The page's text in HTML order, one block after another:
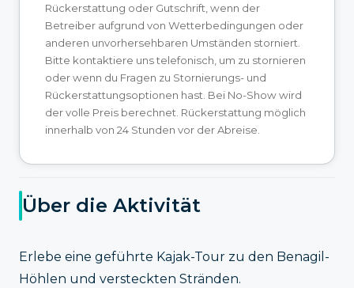
Rückerstattung oder Gutschrift, wenn der
Betreiber aufgrund von Wetterbedingungen oder
anderen unvorhersehbaren Umständen storniert.
Bitte kontaktiere uns telefonisch, um zu stornieren
oder wenn du Fragen zu Stornierungs- und
Rückerstattungsoptionen hast. Bei No-Show wird
der volle Preis berechnet. Rückerstattung möglich
innerhalb von 24 Stunden vor der Abreise.
Über die Aktivität
Erlebe eine geführte Kajak-Tour zu den Benagil-
Höhlen und versteckten Stränden.